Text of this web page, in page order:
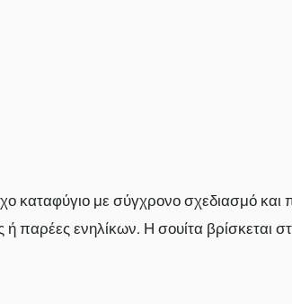
καταφύγιο με σύγχρονο σχεδιασμό
ή παρέες ενηλίκων. Η σουίτα